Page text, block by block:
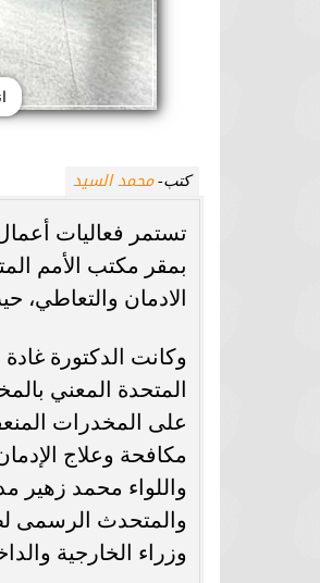
كتب-محمد السيد
بمقر مكتب الأمم
الادمان والتعاطي،
وكانت الدكتورة
على المخدرات
مكافحة وعلاج
واللواء محمد زهير
وزراء الخارجية